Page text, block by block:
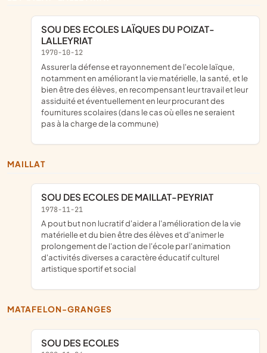
SOU DES ECOLES LAÏQUES DU POIZAT-
LALLEYRIAT
1970-10-12
assurer la défense et rayonnement de l'ecole laïque,
notamment en améliorant la vie matérielle, la santé, et le
bien être des élèves, en recompensant leur travail et leur
assiduité et éventuellement en leur procurant des
fournitures scolaires (dans le cas où elles ne seraient
pas à la charge de la commune)
MAILLAT
SOU DES ECOLES DE MAILLAT-PEYRIAT
1978-11-21
a pout but non lucratif d'aider a l'amélioration de la vie
matérielle et du bien être des élèves et d'animer le
prolongement de l'action de l'école par l'animation
d'activités diverses a caractère éducatif culturel
artistique sportif et social
MATAFELON-GRANGES
SOU DES ECOLES